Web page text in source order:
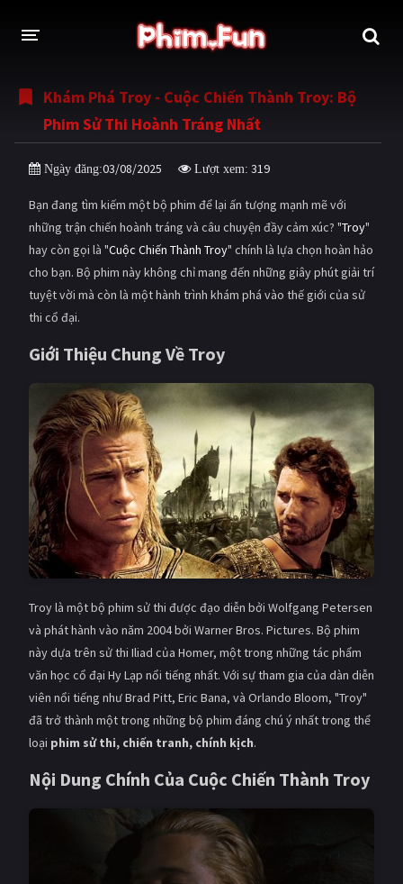
THỂ LOẠI
Thần thoại - Cổ trang Hành động
Tâm lý
Võ thuật - Kiếm hiệp Nhạc kịch
Kinh dị Tội phạm - Hình sự
Phiêu lưu Hài hước
Viễn tưởng
Hoạt hình Thể thao
Tình cảm - Lãng mạn
Giật gân Gia đình
Bí ẩn Lịch sử
Viễn Tây Tiểu sử
GameShow DramaTV
Âu - Mỹ Trung Quốc - Hồng Kông
Hàn Quốc Nhật Bản
Ấn Độ Việt Nam
Tổng hợp
CẬP NHẬT
Khám Phá Troy - Cuộc Chiến Thành Troy: Bộ
Phim Sử Thi Hoành Tráng Nhất
Ngày đăng:03/08/2025 Lượt xem: 319
Bạn đang tìm kiếm một bộ phim để lại ấn tượng mạnh mẽ với
những trận chiến hoành tráng và câu chuyện đầy cảm xúc? "Troy"
hay còn gọi là "Cuộc Chiến Thành Troy" chính là lựa chọn hoàn hảo
cho bạn. Bộ phim này không chỉ mang đến những giây phút giải trí
tuyệt vời mà còn là một hành trình khám phá vào thế giới của sử
thi cổ đại.
Giới Thiệu Chung Về Troy
Troy là một bộ phim sử thi được đạo diễn bởi Wolfgang Petersen
và phát hành vào năm 2004 bởi Warner Bros. Pictures. Bộ phim
này dựa trên sử thi Iliad của Homer, một trong những tác phẩm
văn học cổ đại Hy Lạp nổi tiếng nhất. Với sự tham gia của dàn diễn
viên nổi tiếng như Brad Pitt, Eric Bana, và Orlando Bloom, "Troy"
đã trở thành một trong những bộ phim đáng chú ý nhất trong thể
loại phim sử thi, chiến tranh, chính kịch.
Nội Dung Chính Của Cuộc Chiến Thành Troy